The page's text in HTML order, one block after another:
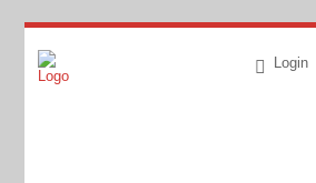
Login